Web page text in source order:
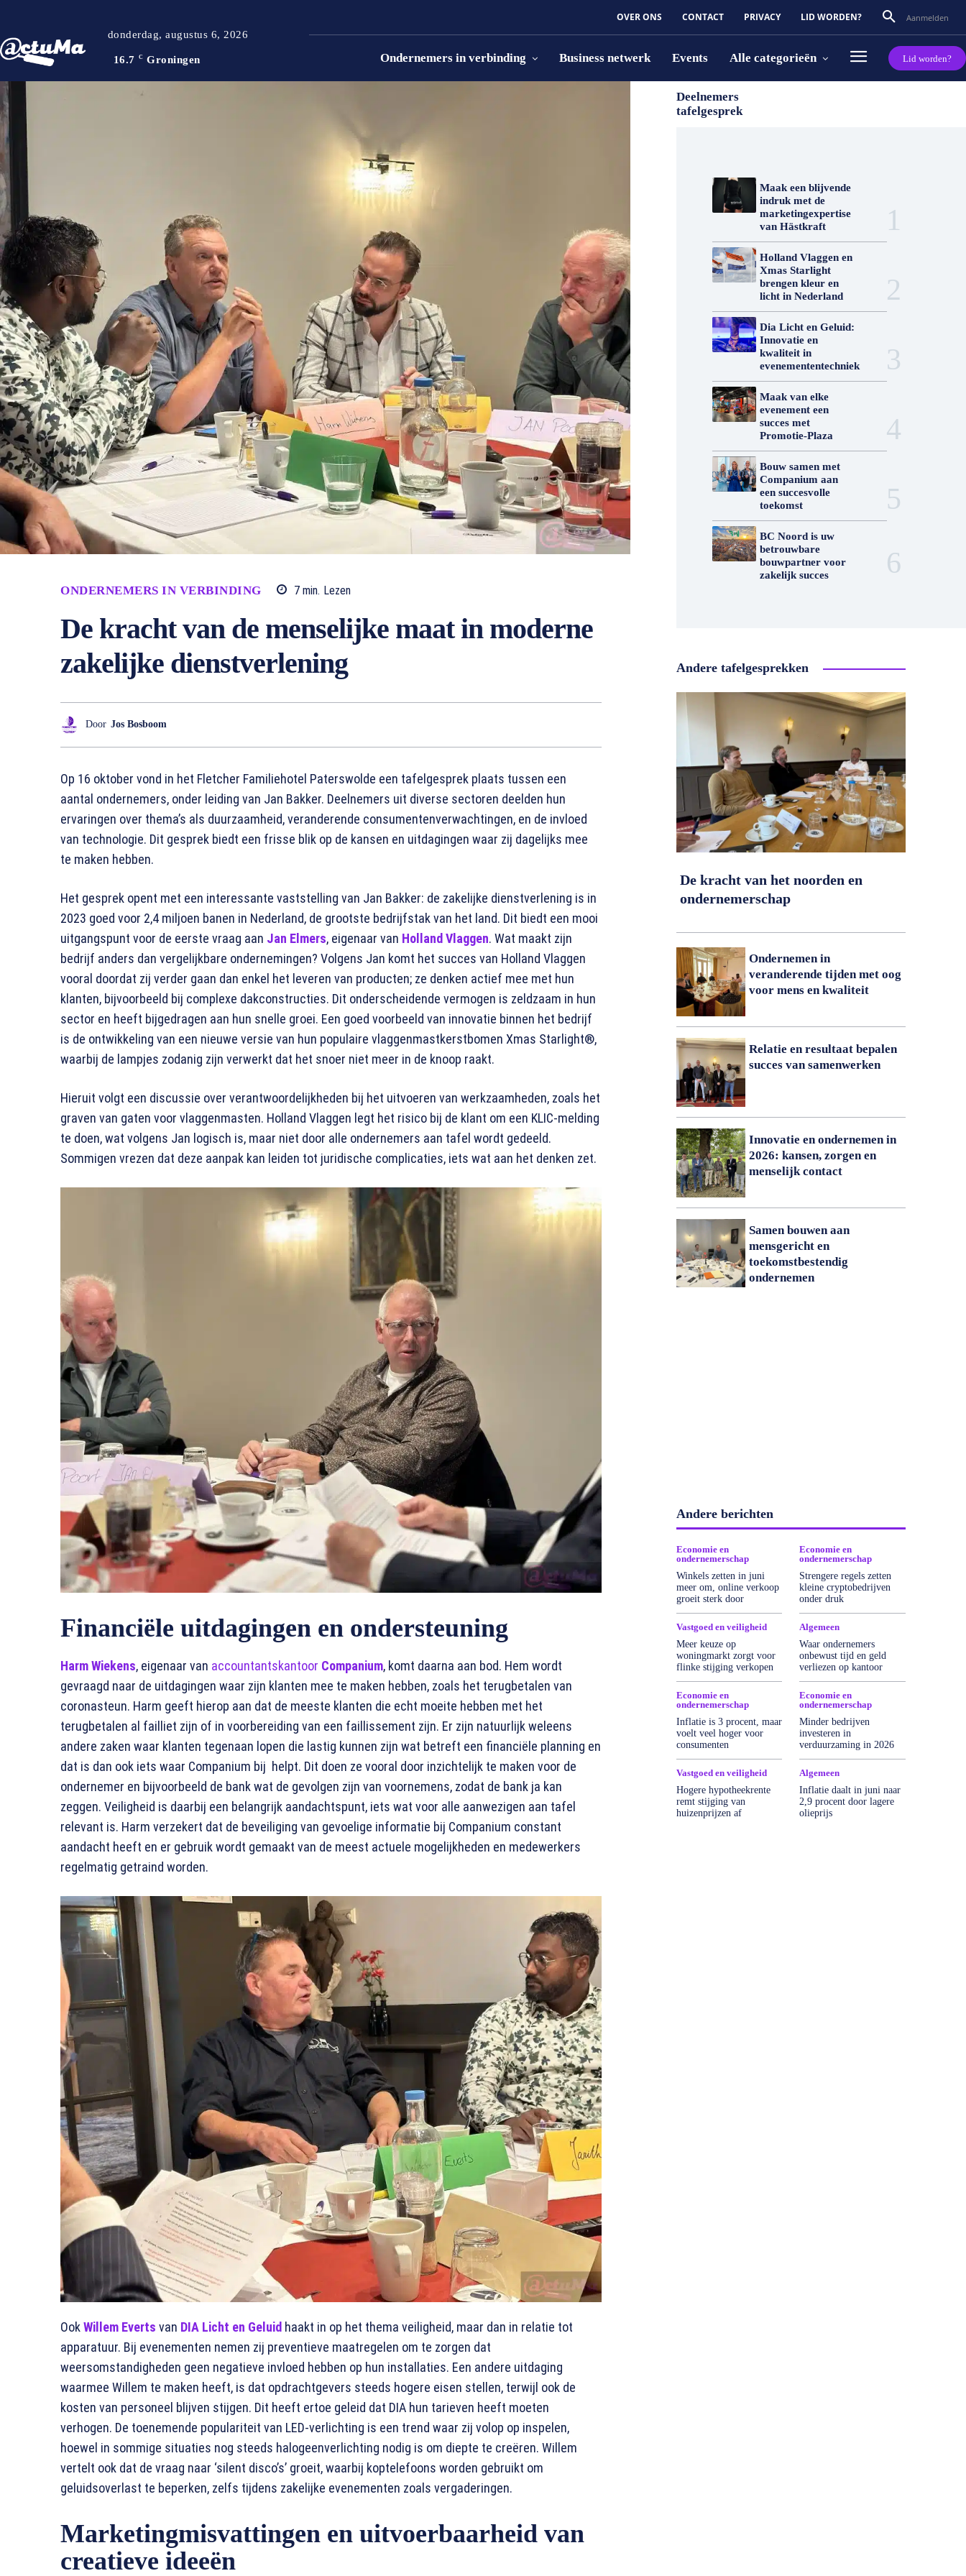
donderdag, augustus 6, 2026
16.7 C Groningen
OVER ONS CONTACT PRIVACY LID WORDEN? Aanmelden
Ondernemers in verbinding Business netwerk Events Alle categorieën Lid worden?
ONDERNEMERS IN VERBINDING 7min. Lezen
De kracht van de menselijke maat in moderne
zakelijke dienstverlening
Door Jos Bosboom
Op 16 oktober vond in het Fletcher Familiehotel Paterswolde een tafelgesprek plaats tussen een
aantal ondernemers, onder leiding van Jan Bakker. Deelnemers uit diverse sectoren deelden hun
ervaringen over thema’s als duurzaamheid, veranderende consumentenverwachtingen, en de invloed
van technologie. Dit gesprek biedt een frisse blik op de kansen en uitdagingen waar zij dagelijks mee
te maken hebben.
Het gesprek opent met een interessante vaststelling van Jan Bakker: de zakelijke dienstverlening is in
2023 goed voor 2,4 miljoen banen in Nederland, de grootste bedrijfstak van het land. Dit biedt een mooi
uitgangspunt voor de eerste vraag aan Jan Elmers, eigenaar van Holland Vlaggen. Wat maakt zijn
bedrijf anders dan vergelijkbare ondernemingen? Volgens Jan komt het succes van Holland Vlaggen
vooral doordat zij verder gaan dan enkel het leveren van producten; ze denken actief mee met hun
klanten, bijvoorbeeld bij complexe dakconstructies. Dit onderscheidende vermogen is zeldzaam in hun
sector en heeft bijgedragen aan hun snelle groei. Een goed voorbeeld van innovatie binnen het bedrijf
is de ontwikkeling van een nieuwe versie van hun populaire vlaggenmastkerstbomen Xmas Starlight®,
waarbij de lampjes zodanig zijn verwerkt dat het snoer niet meer in de knoop raakt.
Hieruit volgt een discussie over verantwoordelijkheden bij het uitvoeren van werkzaamheden, zoals het
graven van gaten voor vlaggenmasten. Holland Vlaggen legt het risico bij de klant om een KLIC-melding
te doen, wat volgens Jan logisch is, maar niet door alle ondernemers aan tafel wordt gedeeld.
Sommigen vrezen dat deze aanpak kan leiden tot juridische complicaties, iets wat aan het denken zet.
Financiële uitdagingen en ondersteuning
Harm Wiekens, eigenaar van accountantskantoor Companium, komt daarna aan bod. Hem wordt
gevraagd naar de uitdagingen waar zijn klanten mee te maken hebben, zoals het terugbetalen van
coronasteun. Harm geeft hierop aan dat de meeste klanten die echt moeite hebben met het
terugbetalen al failliet zijn of in voorbereiding van een faillissement zijn. Er zijn natuurlijk weleens
andere zaken waar klanten tegenaan lopen die lastig kunnen zijn wat betreft een financiële planning en
dat is dan ook iets waar Companium bij helpt. Dit doen ze vooral door inzichtelijk te maken voor de
ondernemer en bijvoorbeeld de bank wat de gevolgen zijn van voornemens, zodat de bank ja kan
zeggen. Veiligheid is daarbij een belangrijk aandachtspunt, iets wat voor alle aanwezigen aan tafel
relevant is. Harm verzekert dat de beveiliging van gevoelige informatie bij Companium constant
aandacht heeft en er gebruik wordt gemaakt van de meest actuele mogelijkheden en medewerkers
regelmatig getraind worden.
OokWillem Everts van DIA Licht en Geluid haakt in op het thema veiligheid, maar dan in relatie tot
apparatuur. Bij evenementen nemen zij preventieve maatregelen om te zorgen dat
weersomstandigheden geen negatieve invloed hebben op hun installaties. Een andere uitdaging
waarmee Willem te maken heeft, is dat opdrachtgevers steeds hogere eisen stellen, terwijl ook de
kosten van personeel blijven stijgen. Dit heeft ertoe geleid dat DIA hun tarieven heeft moeten
verhogen. De toenemende populariteit van LED-verlichting is een trend waar zij volop op inspelen,
hoewel in sommige situaties nog steeds halogeenverlichting nodig is om diepte te creëren. Willem
vertelt ook dat de vraag naar ‘silent disco’s’ groeit, waarbij koptelefoons worden gebruikt om
geluidsoverlast te beperken, zelfs tijdens zakelijke evenementen zoals vergaderingen.
Marketingmisvattingen en uitvoerbaarheid van
creatieve ideeën
Deelnemers
tafelgesprek
Maak een blijvende
indruk met de
marketingexpertise
van Hästkraft
Holland Vlaggen en
Xmas Starlight
brengen kleur en
licht in Nederland
Dia Licht en Geluid:
Innovatie en
kwaliteit in
evenemententechniek
Maak van elke
evenement een
succes met
Promotie-Plaza
Bouw samen met
Companium aan
een succesvolle
toekomst
BC Noord is uw
betrouwbare
bouwpartner voor
zakelijk succes
Andere tafelgesprekken
De kracht van het noorden en
ondernemerschap
Ondernemen in
veranderende tijden met oog
voor mens en kwaliteit
Relatie en resultaat bepalen
succes van samenwerken
Innovatie en ondernemen in
2026: kansen, zorgen en
menselijk contact
Samen bouwen aan
mensgericht en
toekomstbestendig
ondernemen
Andere berichten
Bouw & Wonen
Economie en ondernemerschap
Energie en duurzaamheid
Klimaat
Marketing
Ondernemers in verbinding
Personeel en arbeidsmarkt
Showbizz en Cult
Sport
Tech & ICT
Vastgoed en veiligheid
Zorg & Welzijn
Meer
Economie en
ondernemerschap
Winkels zetten in juni
meer om, online verkoop
groeit sterk door
Economie en
ondernemerschap
Strengere regels zetten
kleine cryptobedrijven
onder druk
Vastgoed en veiligheid
Meer keuze op
woningmarkt zorgt voor
flinke stijging verkopen
Algemeen
Waar ondernemers
onbewust tijd en geld
verliezen op kantoor
Economie en
ondernemerschap
Inflatie is 3 procent, maar
voelt veel hoger voor
consumenten
Economie en
ondernemerschap
Minder bedrijven
investeren in
verduurzaming in 2026
Vastgoed en veiligheid
Hogere hypotheekrente
remt stijging van
huizenprijzen af
Algemeen
Inflatie daalt in juni naar
2,9 procent door lagere
olieprijs